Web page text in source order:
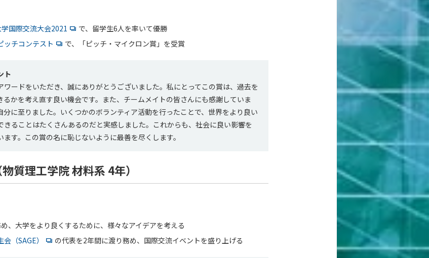
国際交流大会2021
で、留学生6人を率いて優勝
ッチコンテスト で、「ピッチ・マイクロン賞」を受賞
ト
ワードをいただき、誠にありがとうございました。私にとってこの賞は、過去を
かを考え直す良い機会です。また、チームメイトの皆さんにも感謝していま
に至りました。いくつかのボランティア活動を行ったことで、世界をより良い
きることはたくさんあるのだと実感しました。これからも、社会に良い影響を
す。この賞の名に恥じないように最善を尽くします。
質理工学院 材料系 4年）
、大学をより良くするために、様々なアイデアを考える
（SAGE）
の代表を2年間に渡り務め、国際交流イベントを盛り上げる